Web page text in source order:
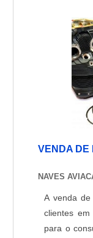
de
VENDA DE
NAVES
A venda
clientes
para o